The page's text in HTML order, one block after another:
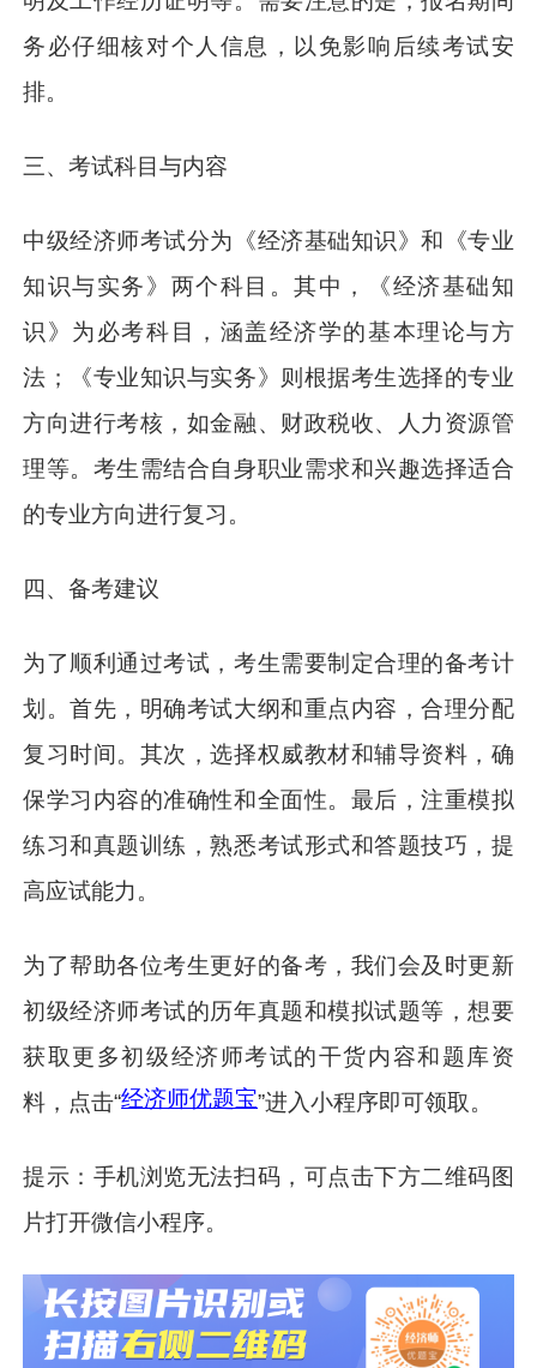
务必仔细核对个人信息，以免影响后续考试安
排。
三、考试科目与内容
中级经济师考试分为《经济基础知识》和《专业
知识与实务》两个科目。其中，《经济基础知
识》为必考科目，涵盖经济学的基本理论与方
法；《专业知识与实务》则根据考生选择的专业
方向进行考核，如金融、财政税收、人力资源管
理等。考生需结合自身职业需求和兴趣选择适合
的专业方向进行复习。
四、备考建议
为了顺利通过考试，考生需要制定合理的备考计
划。首先，明确考试大纲和重点内容，合理分配
复习时间。其次，选择权威教材和辅导资料，确
保学习内容的准确性和全面性。最后，注重模拟
练习和真题训练，熟悉考试形式和答题技巧，提
高应试能力。
为了帮助各位考生更好的备考，我们会及时更新
初级经济师考试的历年真题和模拟试题等，想要
获取更多初级经济师考试的干货内容和题库资
料，点击“经济师优题宝”进入小程序即可领取。
提示：手机浏览无法扫码，可点击下方二维码图
片打开微信小程序。